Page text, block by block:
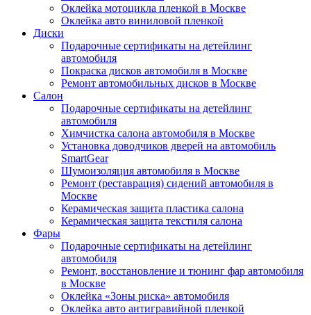
Оклейка мотоцикла пленкой в Москве
Оклейка авто виниловой пленкой
Диски
Подарочные сертификаты на детейлинг
автомобиля
Покраска дисков автомобиля в Москве
Ремонт автомобильных дисков в Москве
Салон
Подарочные сертификаты на детейлинг
автомобиля
Химчистка салона автомобиля в Москве
Установка доводчиков дверей на автомобиль
SmartGear
Шумоизоляция автомобиля в Москве
Ремонт (реставрация) сидений автомобиля в
Москве
Керамическая защита пластика салона
Керамическая защита текстиля салона
Фары
Подарочные сертификаты на детейлинг
автомобиля
Ремонт, восстановление и тюнинг фар автомобиля
в Москве
Оклейка «Зоны риска» автомобиля
Оклейка авто антигравийной пленкой